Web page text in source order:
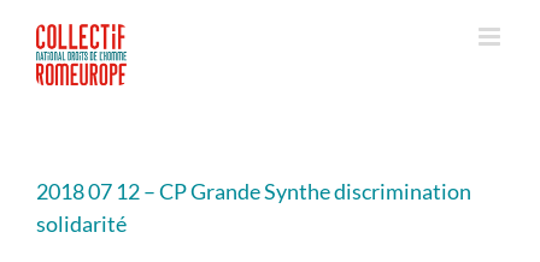
contenu
2018 07 12 – CP Grande Synthe discrimination
solidarité